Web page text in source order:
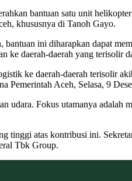
bantuan satu unit
khususnya di Tanoh Gayo.
ini diharapkan dapat
ke daerah-daerah yang terisolir
ke daerah-daerah terisolir
Pemerintah Aceh, Selasa, 9
udara. Fokus utamanya
tinggi atas kontribusi ini.
Tbk Group.